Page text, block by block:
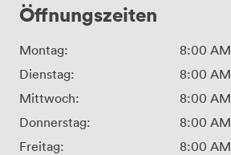
Öffnungszeiten
Montag: 8:00 AM
Dienstag:
8:00 AM
Mittwoch:
8:00 AM
Donnerstag:
8:00 AM
Freitag:
8:00 AM